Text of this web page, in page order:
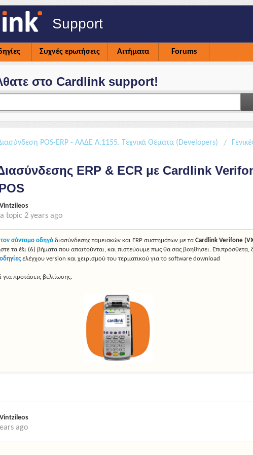
Support
Συχνές ερωτήσεις Αιτήματα Forums
στο Cardlink support!
POS-ERP - ΑΑΔΕ Α.1155. Τεχνικά Θέματα (Developers)
ERP & ECR με Cardlink
topic 2 years ago
σύντομο οδηγό διασύνδεσης ταμειακών και ERP συστημάτων με ταCardlink Verifone
τα έξι (6) βήματα που απαιτούνται, και πιστεύουμε πως θα σας βοηθήσει. Επιπρόσθετα,
οδηγίες ελέγχου version και χειρισμού του τερματικού για το software download
για προτάσεις βελτίωσης.
ago